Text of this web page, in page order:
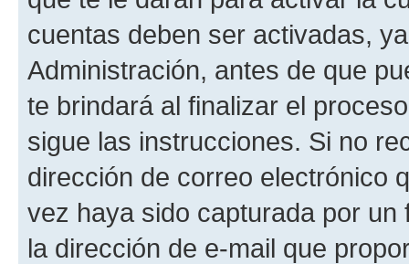
cuentas deben ser activadas,
Administración, antes de que
te brindará al finalizar el
sigue las instrucciones. Si no
dirección de correo electrónico
vez haya sido capturada por
la dirección de e-mail que